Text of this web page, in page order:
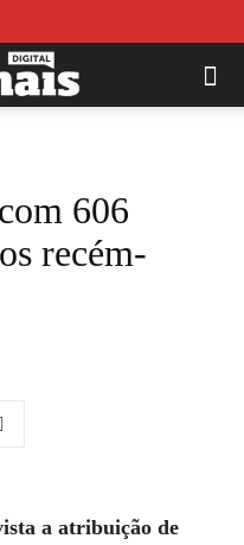
606
recém-
a atribuição de